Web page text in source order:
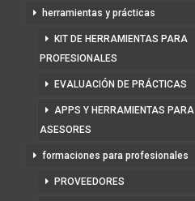
herramientas y prácticas
KIT DE HERRAMIENTAS PARA
PROFESIONALES
EVALUACIÓN DE PRÁCTICAS
APPS Y HERRAMIENTAS PARA
ASESORES
formaciones para profesionales
PROVEEDORES